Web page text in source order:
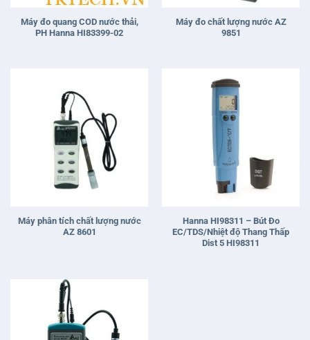
Máy đo quang COD nước thải,
PH Hanna HI83399-02
Máy đo chất lượng nước AZ
9851
Máy phân tích chất lượng nước
AZ 8601
Hanna HI98311 – Bút Đo
EC/TDS/Nhiệt độ Thang Thấp
Dist 5 HI98311